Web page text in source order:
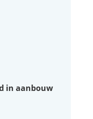
in aanbouw